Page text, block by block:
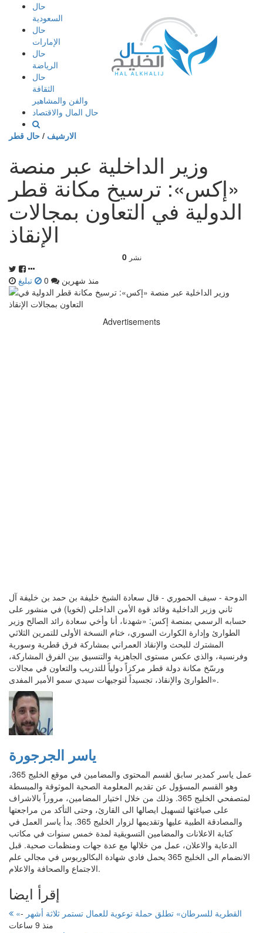
إذهب
المحتوى
حال
السعودية
حال
الإمارات
حال
الرياضة
حال
الثقافة
والفن والمشاهير
حال المال والاقتصاد
الارشيف / حال قطر
وزير الداخلية عبر منصة
«إكس»: ترسيخ مكانة قطر
الدولية في التعاون بمجالات
الإنقاذ
0 نشر
منذ شهرين تبليغ
Advertisements
الدوحة - سيف الحموري - قال سعادة الشيخ خليفة بن حمد بن خليفة آل
ثاني وزير الداخلية وقائد قوة الأمن الداخلي (لخويا) في منشور على
حسابه الرسمي بمنصة إكس: «شهدنا، أنا وأخي سعادة رائد الصالح وزير
الطوارئ وإدارة الكوارث السوري، ختام النسخة الأولى للتمرين الثلاثي
المشترك للبحث والإنقاذ العمراني بمشاركة فرق قطرية وسورية
وفرنسية، والذي عكس مستوى الجاهزية والتنسيق بين الفرق المشاركة،
ورسّخ مكانة دولة قطر مركزاً دولياً للتدريب والتعاون في مجالات
الطوارئ والإنقاذ، تجسيداً لتوجيهات سيدي سمو الأمير المفدى».
ياسر الجرجورة
عمل ياسر كمدير سابق لقسم المحتوى والمضامين في موقع الخليج 365،
وهو القسم المسؤول عن تقديم المعلومة الصحية الموثوقة والمبسطة
لمتصفحي الخليج 365. وذلك من خلال اختيار المضامين، مروراً بالاشراف
على صياغتها لتسهيل ايصالها الى القارئ، وحتى التأكد من مراجعتها
والمصادقة الطبية عليها وتقديمها لزوار الخليج 365. بدأ ياسر العمل في
كتابة الاعلانات والمضامين التسويقية لمدة خمس سنوات في مكاتب
الدعاية والاعلان، عمل من خلالها مع عدة جهات ومنظمات صحية. قبل
الانضمام الى الخليج 365 يحمل فادي شهادة البكالوريوس في مجالي علم
الاجتماع والصحافة والاعلام.
إقرأ ايضا
«القطرية للسرطان» تطلق حملة توعوية للعمال تستمر ثلاثة أشهر -
منذ 9 ساعات